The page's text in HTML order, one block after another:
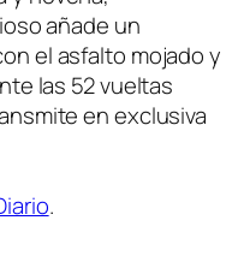
añade un
el asfalto mojado y
las 52 vueltas
en exclusiva
.